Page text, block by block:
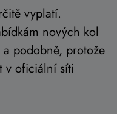
vyplatí.
nových kol
podobně, protože
v oficiální síti